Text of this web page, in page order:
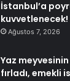
İstanbul’a
kuvvetlenecek!
Ağustos 7, 2026
Yaz
fırladı, emekli